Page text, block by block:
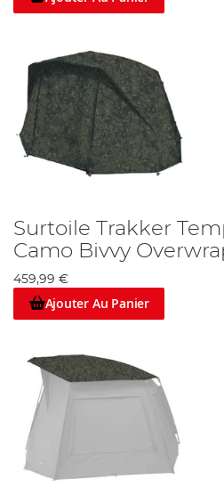
Surtoile Trakker
Camo Bivvy
459,99 €
Ajouter Au Panier